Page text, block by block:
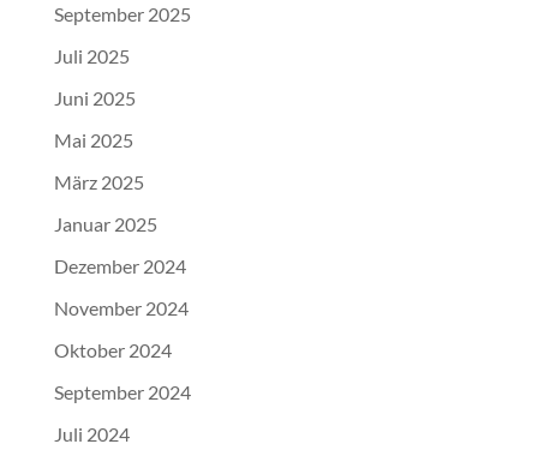
September 2025
Juli 2025
Juni 2025
Mai 2025
März 2025
Januar 2025
Dezember 2024
November 2024
Oktober 2024
September 2024
Juli 2024